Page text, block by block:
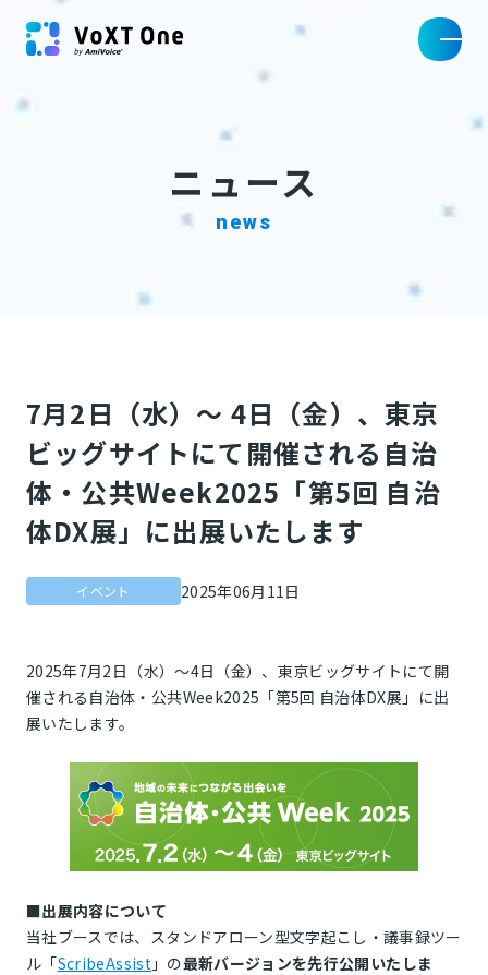
ニュース
news
7月2日（水）〜 4日（金）、東京
ビッグサイトにて開催される自治
体・公共Week2025「第5回 自治
体DX展」に出展いたします
イベント 2025年06月11日
2025年7月2日（水）〜4日（金）、東京ビッグサイトにて開
催される自治体・公共Week2025「第5回 自治体DX展」に出
展いたします。
■出展内容について
当社ブースでは、スタンドアローン型文字起こし・議事録ツー
ル「ScribeAssist」の最新バージョンを先行公開いたしま